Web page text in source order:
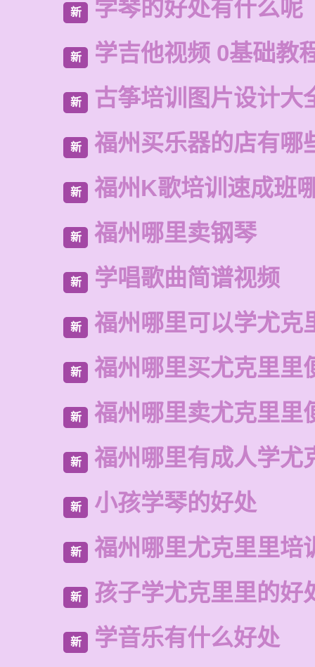
新 学琴的好处有什么呢
新 学吉他视频 0基础教
新 古筝培训图片设计大
新 福州买乐器的店有哪
新 福州K歌培训速成班
新 福州哪里卖钢琴
新 学唱歌曲简谱视频
新 福州哪里可以学尤克
新 福州哪里买尤克里里
新 福州哪里卖尤克里里
新 福州哪里有成人学尤
新 小孩学琴的好处
新 福州哪里尤克里里培
新 孩子学尤克里里的好
新 学音乐有什么好处